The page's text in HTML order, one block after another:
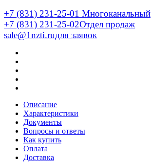
+7 (831) 231-25-01 Многоканальный
+7 (831) 231-25-02Отдел продаж
sale@1nzti.ruдля заявок
Описание
Характеристики
Документы
Вопросы и ответы
Как купить
Оплата
Доставка